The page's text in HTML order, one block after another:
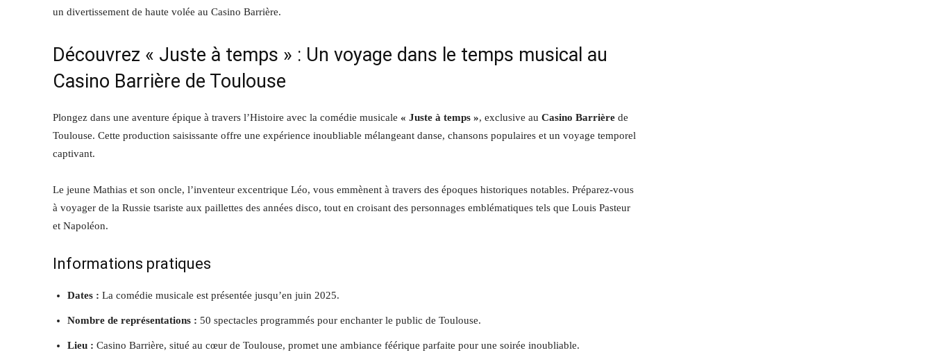
un divertissement de haute volée au Casino Barrière.
Découvrez « Juste à temps » : Un voyage dans le temps musical au
Casino Barrière de Toulouse
Plongez dans une aventure épique à travers l’Histoire avec la comédie musicale « Juste à temps », exclusive au Casino Barrière de
Toulouse. Cette production saisissante offre une expérience inoubliable mélangeant danse, chansons populaires et un voyage temporel
captivant.
Le jeune Mathias et son oncle, l’inventeur excentrique Léo, vous emmènent à travers des époques historiques notables. Préparez-vous
à voyager de la Russie tsariste aux paillettes des années disco, tout en croisant des personnages emblématiques tels que Louis Pasteur
et Napoléon.
Informations pratiques
Dates : La comédie musicale est présentée jusqu’en juin 2025.
Nombre de représentations : 50 spectacles programmés pour enchanter le public de Toulouse.
Lieu : Casino Barrière, situé au cœur de Toulouse, promet une ambiance féérique parfaite pour une soirée inoubliable.